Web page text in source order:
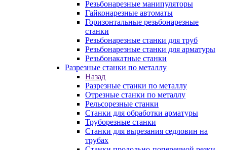
Резьбонарезные манипуляторы
Гайконарезные автоматы
Горизонтальные резьбонарезные
станки
Резьбонарезные станки для труб
Резьбонарезные станки для арматуры
Резьбонакатные станки
Разрезные станки по металлу
Назад
Разрезные станки по металлу
Отрезные станки по металлу
Рельсорезные станки
Станки для обработки арматуры
Труборезные станки
Станки для вырезания седловин на
трубаx